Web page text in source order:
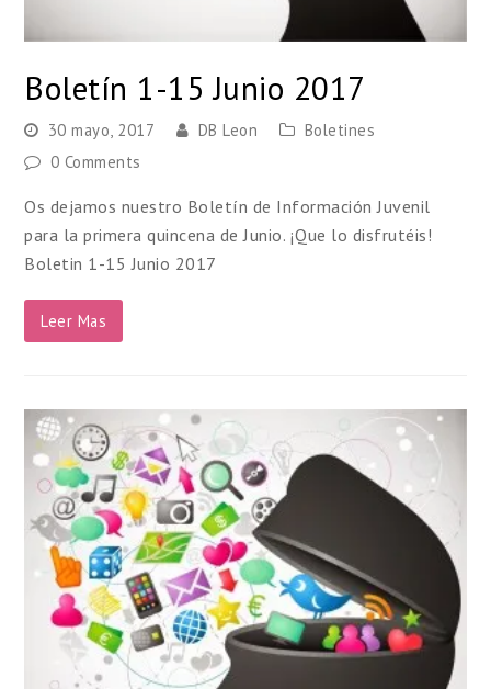
Boletín 1-15 Junio 2017
30 mayo, 2017 DB Leon
Boletines
0 Comments
Os dejamos nuestro Boletín de Información Juvenil
para la primera quincena de Junio. ¡Que lo disfrutéis!
Boletin 1-15 Junio 2017
Leer Mas